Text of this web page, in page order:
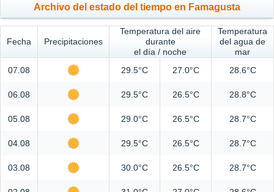
Archivo del estado del tiempo en Famagusta
Fecha Precipitaciones
Temperatura del aire
durante
el día / noche
Temperatura
del agua de
mar
07.08
29.5°C 27.0°C 28.6°C
06.08 29.5°C 26.5°C 28.8°C
05.08 29.0°C 26.5°C 28.7°C
04.08 29.5°C 26.5°C 28.7°C
03.08 30.0°C 26.5°C 28.7°C